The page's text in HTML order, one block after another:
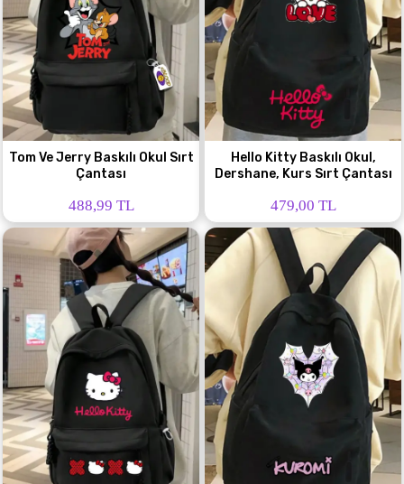
Tom Ve Jerry Baskılı Okul Sırt
Çantası
488,99 TL
Hello Kitty Baskılı Okul,
Dershane, Kurs Sırt Çantası
479,00 TL